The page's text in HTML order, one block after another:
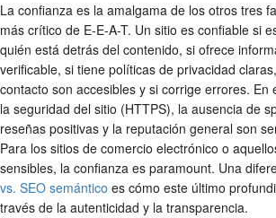
La confianza es la amalgama de los otros tres
más crítico de E-E-A-T. Un sitio es confiable si
quién está detrás del contenido, si ofrece
verificable, si tiene políticas de privacidad
contacto son accesibles y si corrige errores. En
la seguridad del sitio (HTTPS), la ausencia de
reseñas positivas y la reputación general son
Para los sitios de comercio electrónico o
sensibles, la confianza es paramount. Una
vs. SEO semántico es cómo este último
través de la autenticidad y la transparencia.